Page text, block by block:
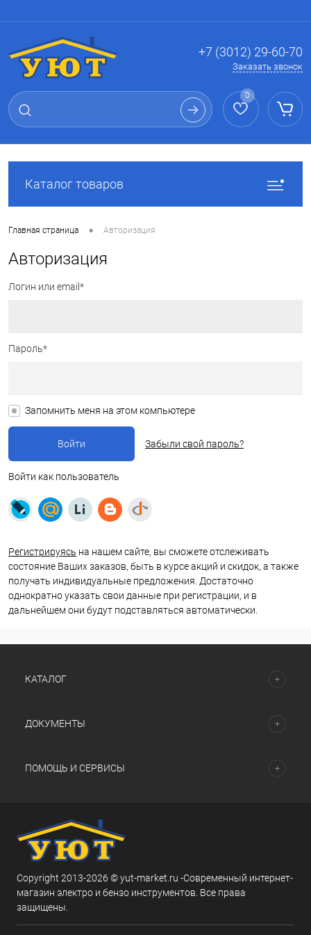
+7 (3012) 29-60-70
Заказать звонок
0
Каталог товаров
Главная страница • Авторизация
Авторизация
Логин или email*
Пароль*
Запомнить меня на этом компьютере
Забыли свой пароль?
Войти как пользователь
Регистрируясь на нашем сайте, вы сможете отслеживать
состояние Ваших заказов, быть в курсе акций и скидок, а также
получать индивидуальные предложения. Достаточно
однократно указать свои данные при регистрации, и в
дальнейшем они будут подставляться автоматически.
КАТАЛОГ
ДОКУМЕНТЫ
ПОМОЩЬ И СЕРВИСЫ
Copyright 2013-2026 © yut-market.ru -Современный интернет-
магазин электро и бензо инструментов. Все права
защищены.